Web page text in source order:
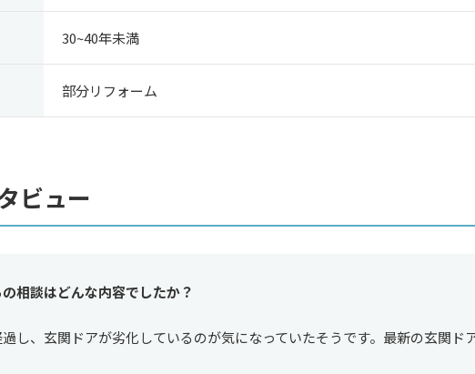
30~40年未満
部分リフォーム
ビュー
相談はどんな内容でしたか？
し、玄関ドアが劣化しているのが気になっていたそうです。最新の玄関ド